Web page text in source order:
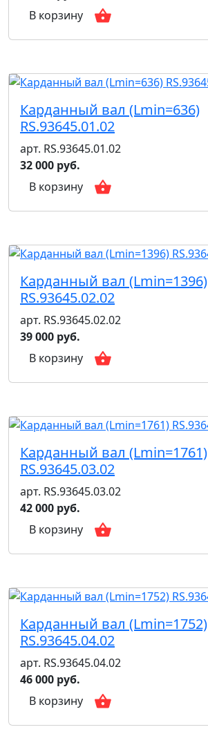
В корзину
Карданный вал (Lmin=636)
RS.93645.01.02
арт. RS.93645.01.02
32 000 руб.
В корзину
Карданный вал (Lmin=1396)
RS.93645.02.02
арт. RS.93645.02.02
39 000 руб.
В корзину
Карданный вал (Lmin=1761)
RS.93645.03.02
арт. RS.93645.03.02
42 000 руб.
В корзину
Карданный вал (Lmin=1752)
RS.93645.04.02
арт. RS.93645.04.02
46 000 руб.
В корзину